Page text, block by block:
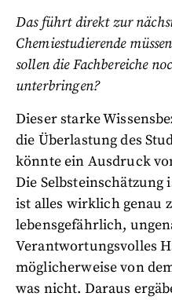
Das führt direkt zur
Chemiestudierende
sollen die Fachbereiche
unterbringen?
Dieser starke
die Überlastung des
könnte ein Ausdruck
Die Selbsteinschätzung
ist alles wirklich genau
lebensgefährlich,
Verantwortungsvolles
möglicherweise von
was nicht. Daraus